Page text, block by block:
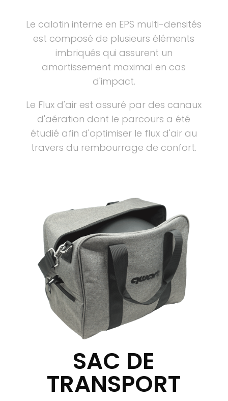
Le calotin interne en EPS multi-densités
est composé de plusieurs éléments
imbriqués qui assurent un
amortissement maximal en cas
d'impact.
Le Flux d'air est assuré par des canaux
d'aération dont le parcours a été
étudié afin d'optimiser le flux d'air au
travers du rembourrage de confort.
SAC DE
TRANSPORT